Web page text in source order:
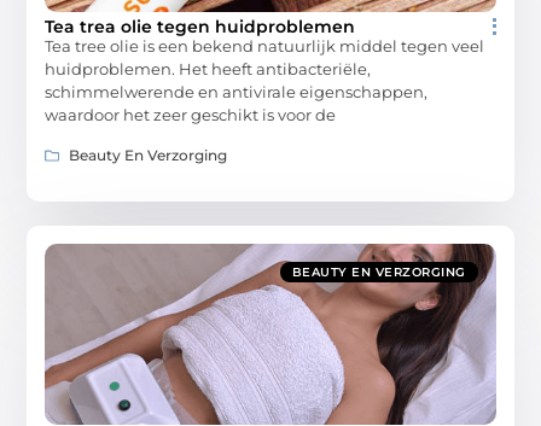
Tea trea olie tegen huidproblemen
Tea tree olie is een bekend natuurlijk middel tegen veel
huidproblemen. Het heeft antibacteriële,
schimmelwerende en antivirale eigenschappen,
waardoor het zeer geschikt is voor de
Beauty En Verzorging
BEAUTY EN VERZORGING